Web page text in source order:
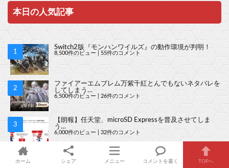
本日の人気記事
Switch2版『モンハンワイルズ』の動作環境が判明！
8,500件のビュー 55件のコメント
ファイアーエムブレム万紫千紅とんでもないネタバレを
してしまう…
6,500件のビュー| 26件のコメント
【朗報】任天堂、microSD Expressを普及させてしま
う…
6,000件のビュー 32件のコメント
任天堂、FEの主人公の性別を｢TypeA｣｢TypeB｣と言って
しまう…
ホーム シェア メニュー コメントを書く TOPへ